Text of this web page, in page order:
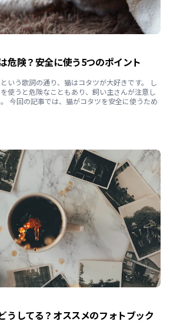
危険？安全に使う5つのポイント
いう歌詞の通り、猫はコタツが大好きです。 し
使うと危険なこともあり、飼い主さんが注意し
今回の記事では、猫がコタツを安全に使うため
うしてる？オススメのフォトブック